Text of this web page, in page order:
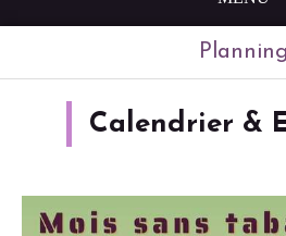
Planning
Calendrier &